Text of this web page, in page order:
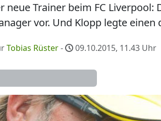
neue Trainer beim FC
vor. Und Klopp legte
Tobias Rüster- 09.10.2015, 11.43 Uhr